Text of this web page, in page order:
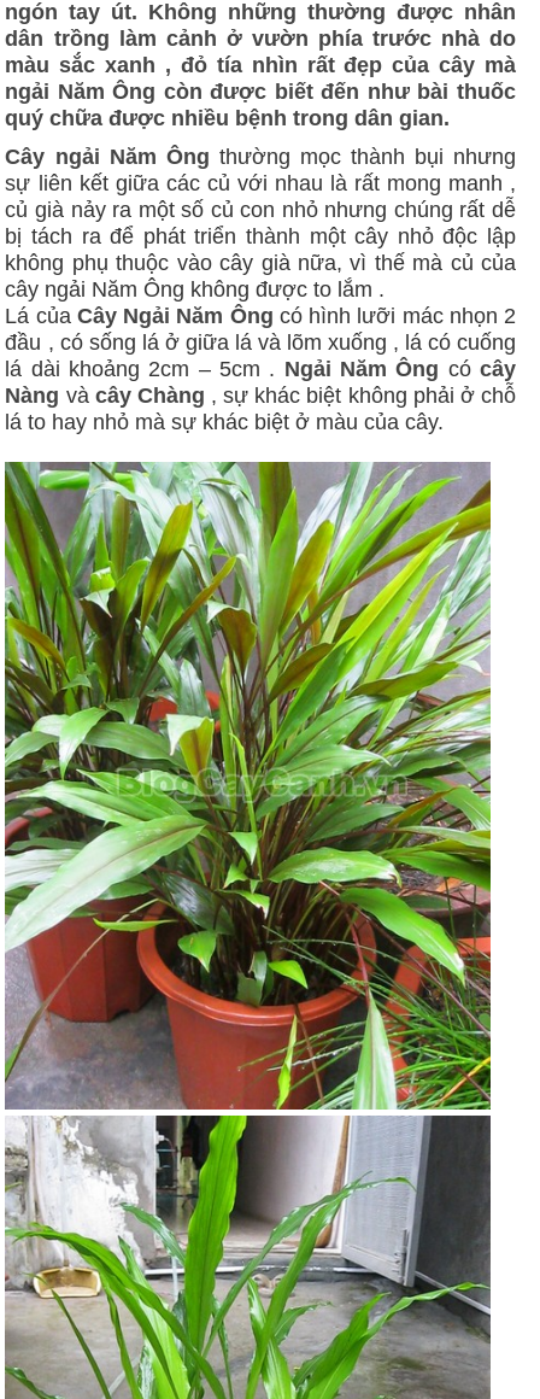
ngón tay út. Không những thường được nhân
dân trồng làm cảnh ở vườn phía trước nhà do
màu sắc xanh , đỏ tía nhìn rất đẹp của cây mà
ngải Năm Ông còn được biết đến như bài thuốc
quý chữa được nhiều bệnh trong dân gian.
Cây ngải Năm Ông thường mọc thành bụi nhưng
sự liên kết giữa các củ với nhau là rất mong manh ,
củ già nảy ra một số củ con nhỏ nhưng chúng rất dễ
bị tách ra để phát triển thành một cây nhỏ độc lập
không phụ thuộc vào cây già nữa, vì thế mà củ của
cây ngải Năm Ông không được to lắm .
Lá của Cây Ngải Năm Ông có hình lưỡi mác nhọn 2
đầu , có sống lá ở giữa lá và lõm xuống , lá có cuống
lá dài khoảng 2cm – 5cm . Ngải Năm Ông có cây
Nàng và cây Chàng , sự khác biệt không phải ở chỗ
lá to hay nhỏ mà sự khác biệt ở màu của cây.